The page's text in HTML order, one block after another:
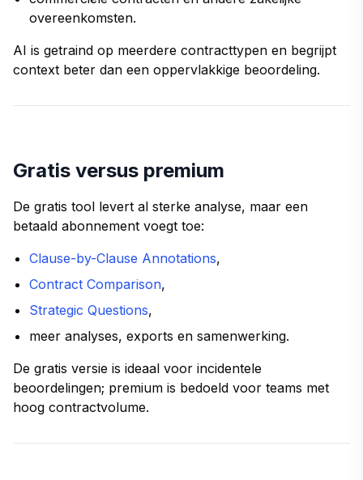
overeenkomsten.
AI is getraind op meerdere contracttypen en begrijpt
context beter dan een oppervlakkige beoordeling.
Gratis versus premium
De gratis tool levert al sterke analyse, maar een
betaald abonnement voegt toe:
Clause-by-Clause Annotations,
Contract Comparison,
Strategic Questions,
meer analyses, exports en samenwerking.
De gratis versie is ideaal voor incidentele
beoordelingen; premium is bedoeld voor teams met
hoog contractvolume.